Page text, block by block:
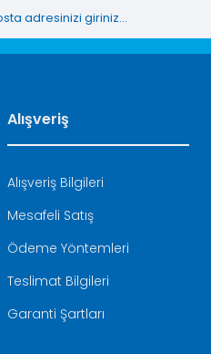
Alışveriş
Alışveriş Bilgileri
Mesafeli Satış
Ödeme Yöntemleri
Teslimat Bilgileri
Garanti Şartları